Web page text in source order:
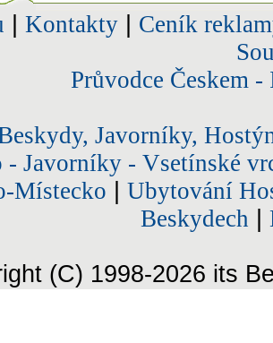
Kontakty| Ceník
Průvodce Českem
Javorníky,
- Javorníky - Vsetínské
Místecko
Ubytování
Beskydech
(C) 1998-2026 its